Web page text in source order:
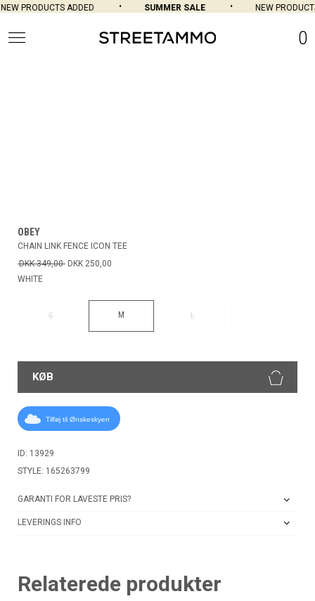
PRODUCTS ADDED SUMMER SALE NEW
0
OBEY
CHAIN LINK FENCE ICON TEE
DKK 349,00 DKK 250,00
WHITE
S M L
KØB
Tilføj til Ønskeskyen
ID: 13929
STYLE: 165263799
GARANTI FOR LAVESTE PRIS?
LEVERINGS INFO
Relaterede produkter